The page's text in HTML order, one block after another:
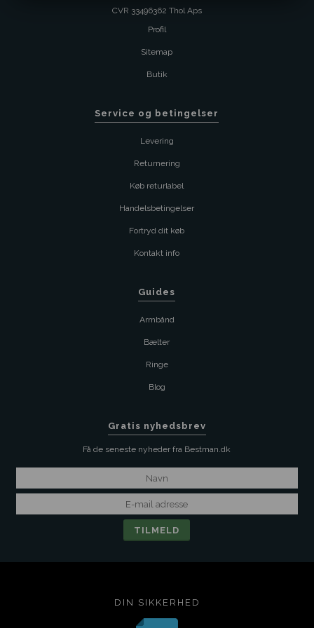
CVR 33496362 Thol Aps
Profil
Sitemap
Butik
Service og betingelser
Levering
Returnering
Køb returlabel
Handelsbetingelser
Fortryd dit køb
Kontakt info
Guides
Armbånd
Bælter
Ringe
Blog
Gratis nyhedsbrev
Få de seneste nyheder fra Bestman.dk
DIN SIKKERHED